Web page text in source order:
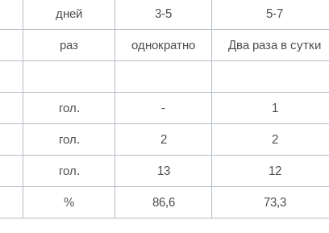
дней 3-5 5-7
раз однократно Два раза в сутки
гол. - 1
гол. 2 2
гол. 13 12
% 86,6 73,3